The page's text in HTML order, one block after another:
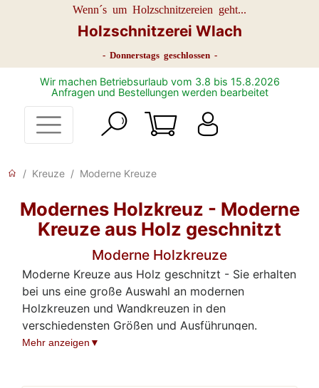
Wenn´s um Holzschnitzereien geht...
Holzschnitzerei Wlach
- Donnerstags geschlossen -
Wir machen Betriebsurlaub vom 3.8 bis 15.8.2026
Anfragen und Bestellungen werden bearbeitet
Kreuze Moderne Kreuze
Modernes Holzkreuz - Moderne
Kreuze aus Holz geschnitzt
Moderne Holzkreuze
Moderne Kreuze aus Holz geschnitzt - Sie erhalten
bei uns eine große Auswahl an modernen
Holzkreuzen und Wandkreuzen in den
verschiedensten Größen und Ausführungen.
Mehr anzeigen